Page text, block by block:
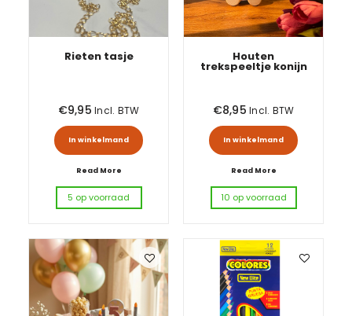
Rieten tasje
€9,95 Incl. BTW
In winkelmand
Read More
5 op voorraad
Houten
trekspeeltje konijn
€8,95 Incl. BTW
In winkelmand
Read More
10 op voorraad